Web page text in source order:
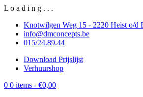
L o a d i n g . . .
Knotwilgen Weg 15 - 2220 Heist o/d
info@dmconcepts.be
015/24.89.44
Download Prijslijst
Verhuurshop
0 0 items - €0,00